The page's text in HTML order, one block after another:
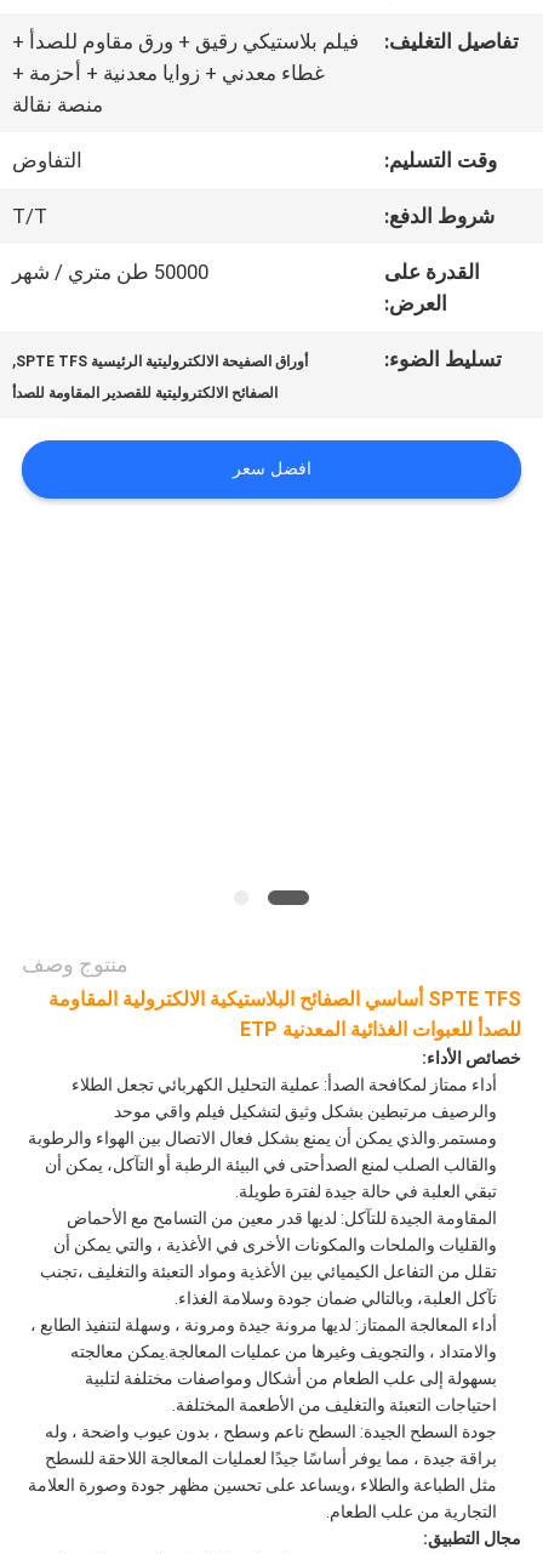
اتصل
أخبار
حالات
تفاصيل التغليف:
فيلم بلاستيكي رقيق + ورق مقاوم للصدأ +
غطاء معدني + زوايا معدنية + أحزمة +
منصة نقالة
وقت التسليم: التفاوض
شروط الدفع: T/T
القدرة على
العرض:
50000 طن متري / شهر
تسليط الضوء: أوراق الصفيحة الالكتروليتية الرئيسية SPTE TFS ,
الصفائح الالكتروليتية للقصدير المقاومة للصدأ
افضل سعر
منتوج وصف
SPTE TFS أساسي الصفائح البلاستيكية الالكترولية المقاومة
للصدأ للعبوات الغذائية المعدنية ETP
خصائص الأداء:
أداء ممتاز لمكافحة الصدأ: عملية التحليل الكهربائي تجعل الطلاء
والرصيف مرتبطين بشكل وثيق لتشكيل فيلم واقي موحد
ومستمر.والذي يمكن أن يمنع بشكل فعال الاتصال بين الهواء والرطوبة
والقالب الصلب لمنع الصدأحتى في البيئة الرطبة أو التآكل، يمكن أن
تبقي العلبة في حالة جيدة لفترة طويلة.
المقاومة الجيدة للتآكل: لديها قدر معين من التسامح مع الأحماض
والقليات والملحات والمكونات الأخرى في الأغذية ، والتي يمكن أن
تقلل من التفاعل الكيميائي بين الأغذية ومواد التعبئة والتغليف ،تجنب
تآكل العلبة، وبالتالي ضمان جودة وسلامة الغذاء.
أداء المعالجة الممتاز: لديها مرونة جيدة ومرونة ، وسهلة لتنفيذ الطابع ،
والامتداد ، والتجويف وغيرها من عمليات المعالجة.يمكن معالجته
بسهولة إلى علب الطعام من أشكال ومواصفات مختلفة لتلبية
احتياجات التعبئة والتغليف من الأطعمة المختلفة.
جودة السطح الجيدة: السطح ناعم وسطح ، بدون عيوب واضحة ، وله
براقة جيدة ، مما يوفر أساسًا جيدًا لعمليات المعالجة اللاحقة للسطح
مثل الطباعة والطلاء ،ويساعد على تحسين مظهر جودة وصورة العلامة
التجارية من علب الطعام.
مجال التطبيق: